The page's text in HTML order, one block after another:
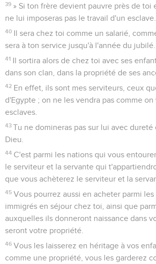
39 » Si ton frère devient pauvre près de toi
ne lui imposeras pas le travail d'un esclave.
40 Il sera chez toi comme un salarié,
sera à ton service jusqu'à l'année du jubilé.
41 Il sortira alors de chez toi avec ses
dans son clan, dans la propriété de ses
42 En effet, ils sont mes serviteurs, ceux
d'Egypte ; on ne les vendra pas comme on
esclaves.
43 Tu ne domineras pas sur lui avec dureté
Dieu.
44 C'est parmi les nations qui vous
le serviteur et la servante qui
que vous achèterez le serviteur et la
45 Vous pourrez aussi en acheter parmi
immigrés en séjour chez toi, ainsi que
auxquelles ils donneront naissance dans
seront votre propriété.
46 Vous les laisserez en héritage à vos
comme une propriété, vous les garderez